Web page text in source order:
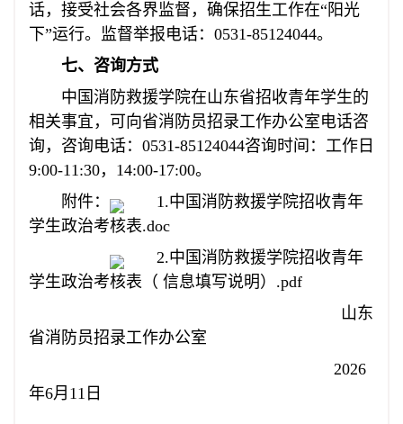
话，接受社会各界监督，确保招生工作在“阳光
下”运行。监督举报电话：0531-85124044。
七、咨询方式
中国消防救援学院在山东省招收青年学生的
相关事宜，可向省消防员招录工作办公室电话咨
询，咨询电话：0531-85124044咨询时间：工作日
9:00-11:30，14:00-17:00。
附件：
1.中国消防救援学院招收青年
学生政治考核表.doc
2.中国消防救援学院招收青年
学生政治考核表（ 信息填写说明）.pdf
山东
省消防员招录工作办公室
2026
年6月11日